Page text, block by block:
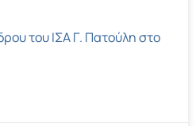
του ΙΣΑ Γ. Πατούλη στο